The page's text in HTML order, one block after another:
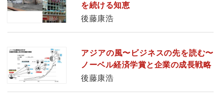
を続ける知恵
後藤康浩
アジアの風〜ビジネスの先を読む〜
ノーベル経済学賞と企業の成長戦略
後藤康浩